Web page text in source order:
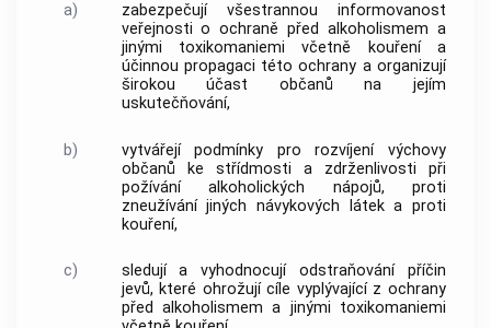
a)
zabezpečují všestrannou informovanost
veřejnosti o ochraně před alkoholismem a
jinými toxikomaniemi včetně kouření a
účinnou propagaci této ochrany a organizují
širokou účast občanů na jejím
uskutečňování,
b)
vytvářejí podmínky pro rozvíjení výchovy
občanů ke střídmosti a zdrženlivosti při
požívání alkoholických nápojů, proti
zneužívání jiných návykových látek a proti
kouření,
c)
sledují a vyhodnocují odstraňování příčin
jevů, které ohrožují cíle vyplývající z ochrany
před alkoholismem a jinými toxikomaniemi